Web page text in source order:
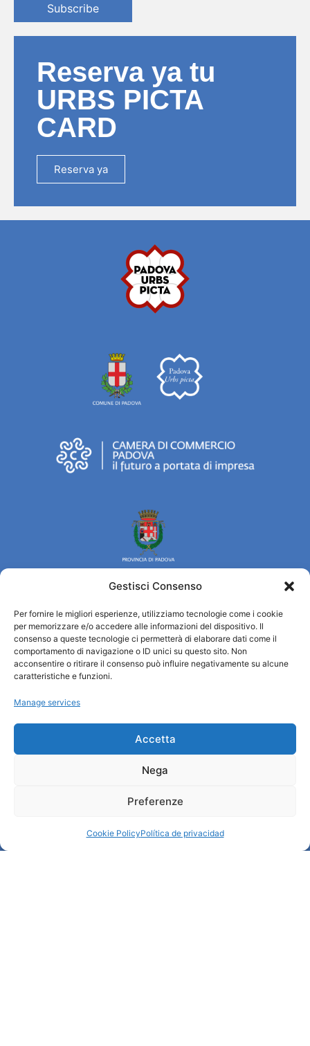
Gestisci Consenso
Per fornire le migliori esperienze, utilizziamo tecnologie come i cookie
per memorizzare e/o accedere alle informazioni del dispositivo. Il
consenso a queste tecnologie ci permetterà di elaborare dati come il
comportamento di navigazione o ID unici su questo sito. Non
acconsentire o ritirare il consenso può influire negativamente su alcune
caratteristiche e funzioni.
Manage services
Accetta
Nega
Preferenze
Cookie PolicyPolítica de privacidad
Subscribe
Reserva ya tu
URBS PICTA
CARD
Reserva ya
Turismo Padova
Quiénes somos
INFORMACIÓN TURÍSTICA / IAT
Cookie Policy (UE)